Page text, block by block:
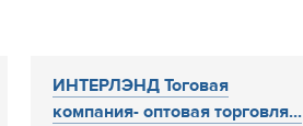
ИНТЕРЛЭНД Тоговая
компания- оптовая торговля...